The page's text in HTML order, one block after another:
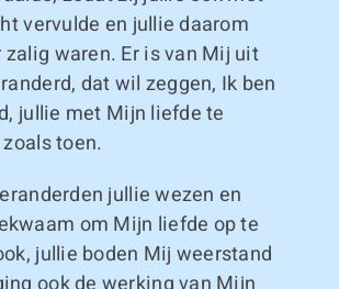
vervulde en jullie daarom
waren. Er is van Mij uit
dat wil zeggen, Ik ben
jullie met Mijn liefde te
toen.
jullie wezen en
om Mijn liefde op te
jullie boden Mij weerstand